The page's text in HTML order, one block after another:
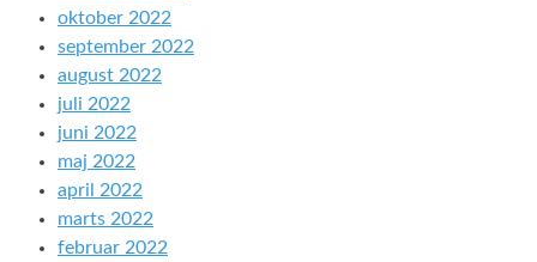
oktober 2022
september 2022
august 2022
juli 2022
juni 2022
maj 2022
april 2022
marts 2022
februar 2022